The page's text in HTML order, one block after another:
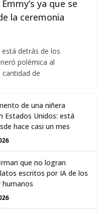
ya que se
la ceremonia
detrás de los
polémica al
de
de una niñera
Estados Unidos: está
hace casi un mes
que no logran
escritos por IA de los
humanos